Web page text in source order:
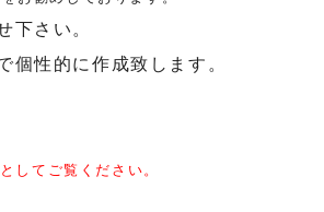
下さい。
性的に作成致します。
してご覧ください。